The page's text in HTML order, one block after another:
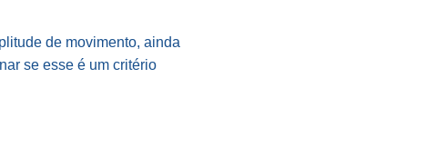
de movimento, ainda
se esse é um critério